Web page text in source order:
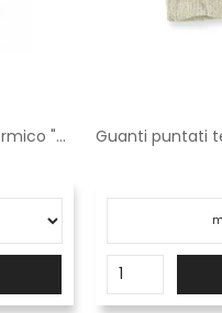
Maglia manica lunga intimo termico "Ghibly"